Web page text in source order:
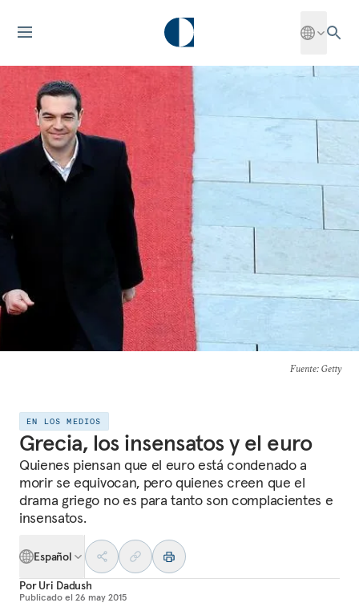
Fuente: Getty
EN LOS MEDIOS
Grecia, los insensatos y el euro
Quienes piensan que el euro está condenado a
morir se equivocan, pero quienes creen que el
drama griego no es para tanto son complacientes e
insensatos.
Español
PorUri Dadush
Publicado el 26 may 2015